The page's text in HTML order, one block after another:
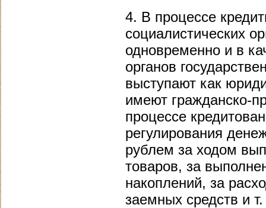
4. В процессе
социалистических
одновременно и в
органов
выступают как
имеют гражданско-
процессе
регулирования
рублем за ходом
товаров, за
накоплений, за
заемных средств и